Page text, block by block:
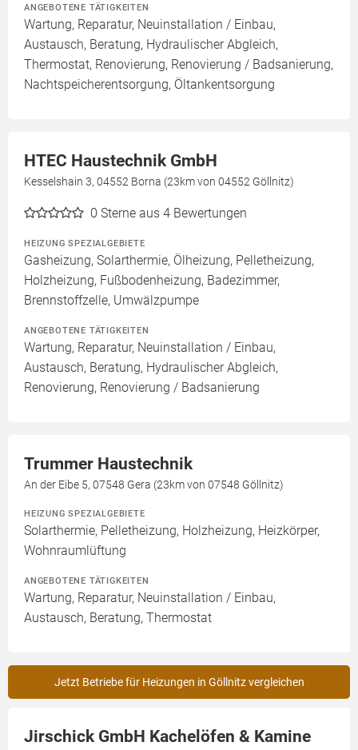
ANGEBOTENE TÄTIGKEITEN
Wartung, Reparatur, Neuinstallation / Einbau,
Austausch, Beratung, Hydraulischer Abgleich,
Thermostat, Renovierung, Renovierung / Badsanierung,
Nachtspeicherentsorgung, Öltankentsorgung
HTEC Haustechnik GmbH
Kesselshain 3, 04552 Borna (23km von 04552 Göllnitz)
0 Sterne aus 4 Bewertungen
HEIZUNG SPEZIALGEBIETE
Gasheizung, Solarthermie, Ölheizung, Pelletheizung,
Holzheizung, Fußbodenheizung, Badezimmer,
Brennstoffzelle, Umwälzpumpe
ANGEBOTENE TÄTIGKEITEN
Wartung, Reparatur, Neuinstallation / Einbau,
Austausch, Beratung, Hydraulischer Abgleich,
Renovierung, Renovierung / Badsanierung
Trummer Haustechnik
An der Eibe 5, 07548 Gera (23km von 07548 Göllnitz)
HEIZUNG SPEZIALGEBIETE
Solarthermie, Pelletheizung, Holzheizung, Heizkörper,
Wohnraumlüftung
ANGEBOTENE TÄTIGKEITEN
Wartung, Reparatur, Neuinstallation / Einbau,
Austausch, Beratung, Thermostat
Jetzt Betriebe für Heizungen in Göllnitz vergleichen
Jirschick GmbH Kachelöfen & Kamine